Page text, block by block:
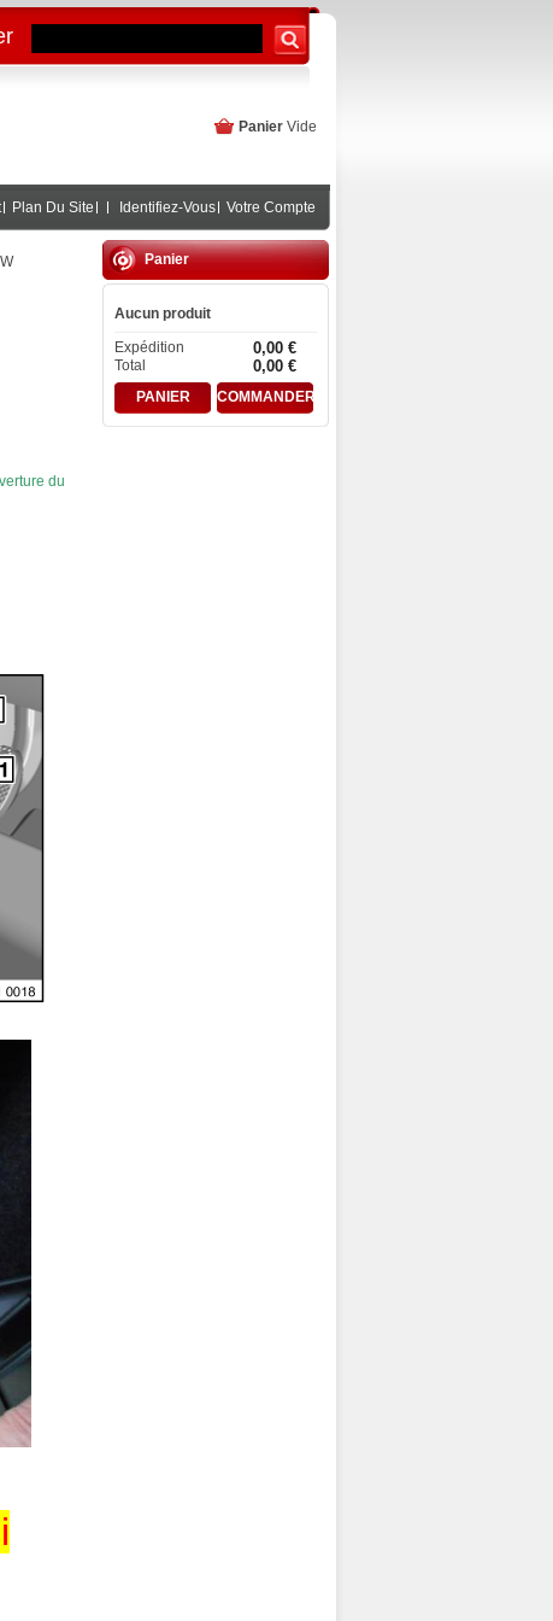
Panier Vide
Plan Du Site Identifiez-Vous Votre Compte
du
Panier
Aucun produit
Expédition
0,00 €
Total 0,00 €
PANIER COMMANDER